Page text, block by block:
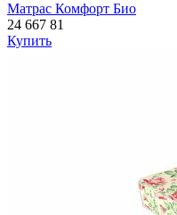
Матрас Комфорт Био
24 667 81
Купить